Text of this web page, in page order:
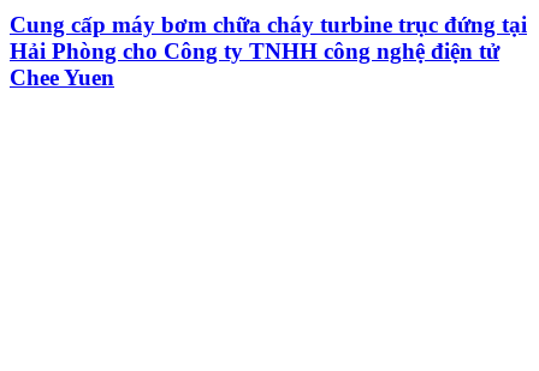
Cung cấp máy bơm chữa cháy turbine trục đứng tại
Hải Phòng cho Công ty TNHH công nghệ điện tử
Chee Yuen